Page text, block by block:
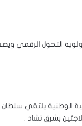
التحول الرقمي
الوطنية يلتقي
بشرق تشاد .